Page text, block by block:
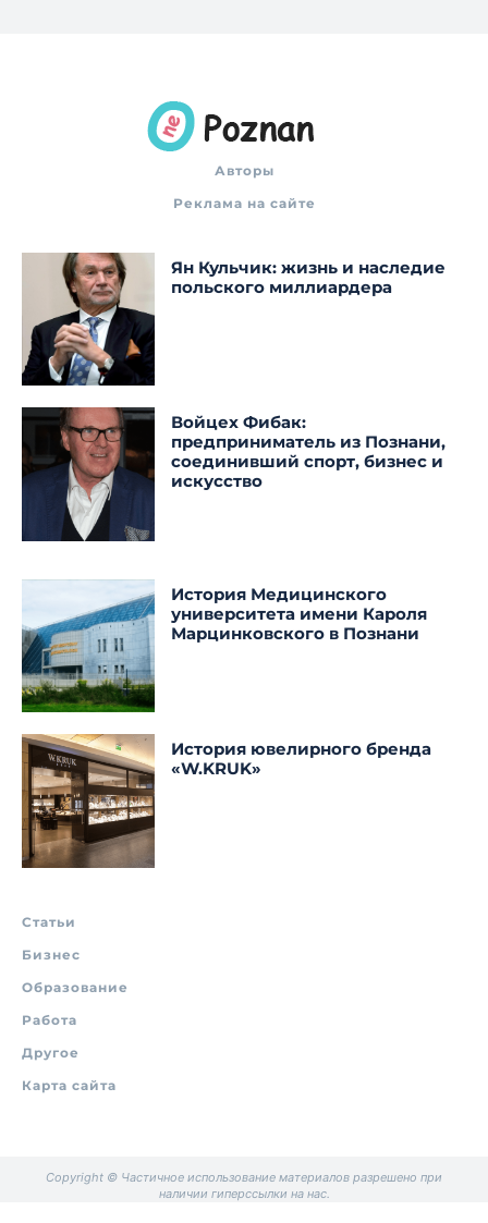
Авторы
Реклама на сайте
Ян Кульчик: жизнь и наследие
польского миллиардера
Войцех Фибак:
предприниматель из Познани,
соединивший спорт, бизнес и
искусство
История Медицинского
университета имени Кароля
Марцинковского в Познани
История ювелирного бренда
«W.KRUK»
Статьи
Бизнес
Образование
Работа
Другое
Карта сайта
Copyright © Частичное использование материалов разрешено при
наличии гиперссылки на нас.